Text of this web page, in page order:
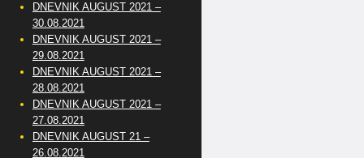
DNEVNIK AUGUST 2021 –
30.08.2021
DNEVNIK AUGUST 2021 –
29.08.2021
DNEVNIK AUGUST 2021 –
28.08.2021
DNEVNIK AUGUST 2021 –
27.08.2021
DNEVNIK AUGUST 21 –
26.08.2021